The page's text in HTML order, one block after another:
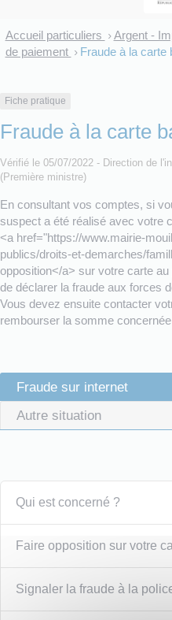
Accueil particuliers > Argent -
de paiement > Fraude à la carte
Fiche pratique
Fraude à la carte
Vérifié le 05/07/2022 - Direction de
(Première ministre)
En consultant vos comptes, si
suspect a été réalisé avec votre
<a href="https://www.mairie-
publics/droits-et-demarches/
opposition</a> sur votre carte
de déclarer la fraude aux forces
Vous devez ensuite contacter
rembourser la somme
Fraude sur internet
Autre situation
Qui est concerné ?
Faire opposition sur votre
Signaler la fraude à la